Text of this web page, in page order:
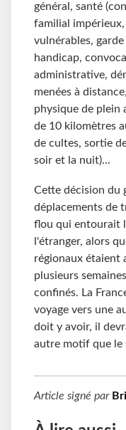
général, santé
familial impérieux,
vulnérables,
handicap,
administrative,
menées à
physique de plein
de 10 kilomètres
de cultes, sortie
soir et la nuit)...
Cette décision du
déplacements de
flou qui entourait
l'étranger, alors
régionaux étaient
plusieurs
confinés. La
voyage vers une
doit y avoir, il
autre motif que le
Article signé par